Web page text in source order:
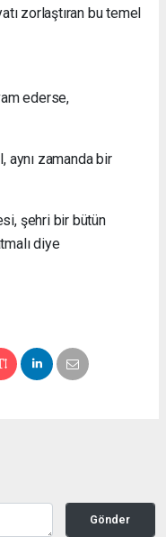
zorlaştıran bu temel
ederse,
zamanda bir
şehri bir bütün
diye
Gönder